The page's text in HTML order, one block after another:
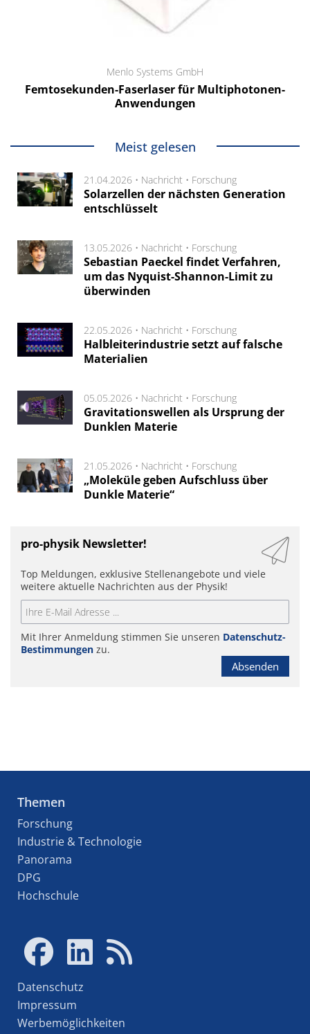
Menlo Systems GmbH
Femtosekunden-Faserlaser für Multiphotonen-
Anwendungen
Meist gelesen
21.04.2026 • Nachricht • Forschung
Solarzellen der nächsten Generation
entschlüsselt
13.05.2026 • Nachricht • Forschung
Sebastian Paeckel findet Verfahren,
um das Nyquist-Shannon-Limit zu
überwinden
22.05.2026 • Nachricht • Forschung
Halbleiterindustrie setzt auf falsche
Materialien
05.05.2026 • Nachricht • Forschung
Gravitationswellen als Ursprung der
Dunklen Materie
21.05.2026 • Nachricht • Forschung
„Moleküle geben Aufschluss über
Dunkle Materie“
pro-physik Newsletter!
Top Meldungen, exklusive Stellenangebote und viele
weitere aktuelle Nachrichten aus der Physik!
Mit Ihrer Anmeldung stimmen Sie unseren Datenschutz-
Bestimmungen zu.
Absenden
Themen
Forschung
Industrie & Technologie
Panorama
DPG
Hochschule
Datenschutz
Impressum
Werbemöglichkeiten